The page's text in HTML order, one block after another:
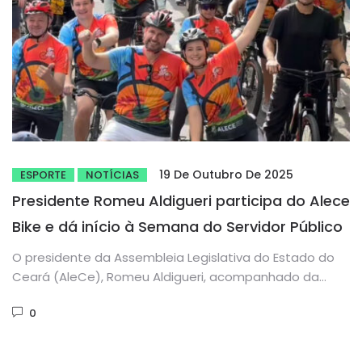
ESPORTE NOTÍCIAS 19 De Outubro De 2025
Presidente Romeu Aldigueri participa do Alece
Bike e dá início à Semana do Servidor Público
O presidente da Assembleia Legislativa do Estado do
Ceará (AleCe), Romeu Aldigueri, acompanhado da
0